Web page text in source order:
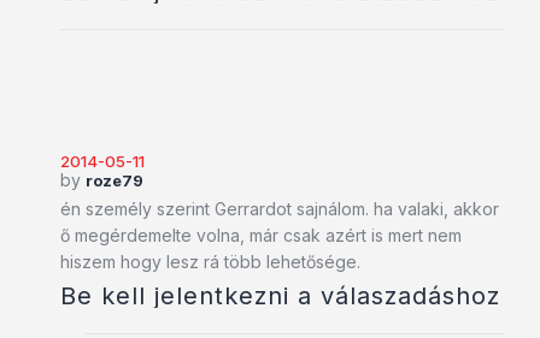
2014-05-11
by roze79
én személy szerint Gerrardot sajnálom. ha valaki, akkor
ő megérdemelte volna, már csak azért is mert nem
hiszem hogy lesz rá több lehetősége.
Be kell jelentkezni a válaszadáshoz